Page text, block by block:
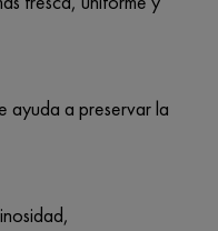
ayuda a preservar la